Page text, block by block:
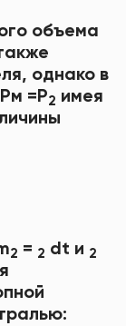
объема
однако в
=Р2 имея
2 = 2 dt и 2